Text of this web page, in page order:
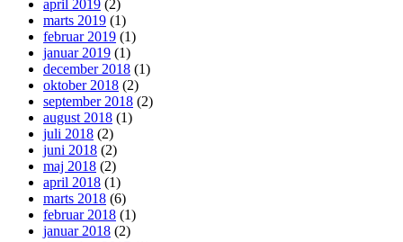
april 2019 (2)
marts 2019 (1)
februar 2019 (1)
januar 2019 (1)
december 2018 (1)
oktober 2018 (2)
september 2018 (2)
august 2018 (1)
juli 2018 (2)
juni 2018 (2)
maj 2018 (2)
april 2018 (1)
marts 2018 (6)
februar 2018 (1)
januar 2018 (2)